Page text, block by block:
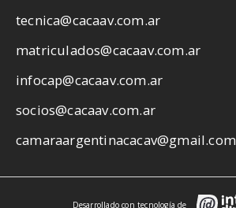
tecnica@cacaav.com.ar
matriculados@cacaav.com.ar
infocap@cacaav.com.ar
socios@cacaav.com.ar
camaraargentinacacav@gmail.com